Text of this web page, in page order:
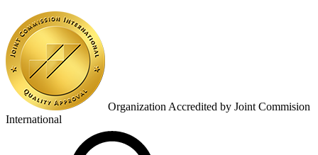
Organization Accredited by Joint Commision
International